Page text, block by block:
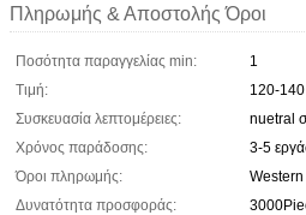
Πληρωμής & Αποστολής Όροι
Ποσότητα παραγγελίας min:
1
Τιμή:
120-140
Συσκευασία λεπτομέρειες:
nuetral
Χρόνος παράδοσης:
3-5
Όροι πληρωμής:
Δυνατότητα προσφοράς: